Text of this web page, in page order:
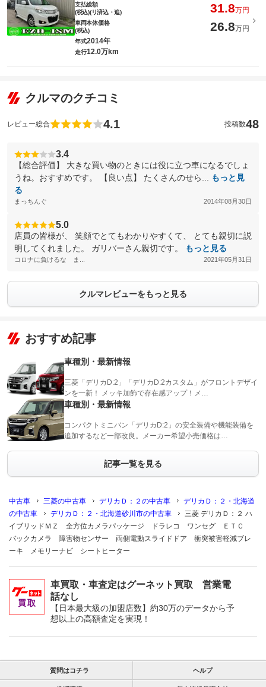
支払総額
(税込)(リ済込・追)
31.8万円
車両本体価格
(税込)
26.8万円
年式2014年
走行12.0万km
クルマのクチコミ
レビュー総合 4.1 投稿数48
3.4
【総合評価】 大きな買い物のときには役に立つ車になるでしょ
うね。おすすめです。 【良い点】 たくさんのせら...
もっと見
る
まっちんぐ 2014年08月30日
5.0
店員の皆様が、 笑顔でとてもわかりやすくて、 とても親切に説
明してくれました。 ガリバーさん親切です。
もっと見る
コロナに負けるな ま... 2021年05月31日
クルマレビューをもっと見る
おすすめ記事
車種別・最新情報
三菱「デリカD:2」「デリカD:2カスタム」がフロントデザイ
ンを一新！ メッキ加飾で存在感アップ！メ…
車種別・最新情報
コンパクトミニバン「デリカD:2」の安全装備や機能装備を
追加するなど一部改良。メーカー希望小売価格は…
記事一覧を見る
中古車 三菱の中古車 デリカＤ：２の中古車
デリカＤ：２・北海道
の中古車
デリカＤ：２・北海道砂川市の中古車
三菱 デリカＤ：２ ハ
イブリッドＭＺ 全方位カメラパッケージ ドラレコ ワンセグ ＥＴＣ
バックカメラ 障害物センサー 両側電動スライドドア 衝突被害軽減ブレ
ーキ メモリーナビ シートヒーター
車買取・車査定はグーネット買取 営業電
話なし
【日本最大級の加盟店数】約30万のデータから予
想以上の高額査定を実現！
質問はコチラ ヘルプ